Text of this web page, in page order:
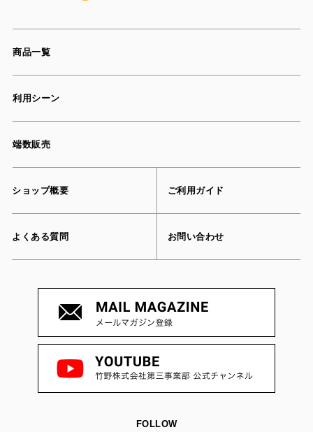
商品一覧
利用シーン
端数販売
ショップ概要 ご利用ガイド
よくある質問 お問い合わせ
FOLLOW